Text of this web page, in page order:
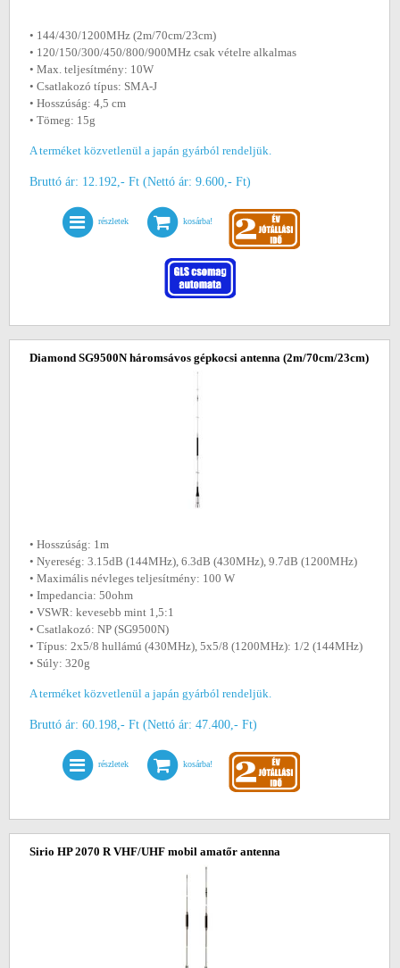
• 144/430/1200MHz (2m/70cm/23cm)
• 120/150/300/450/800/900MHz csak vételre alkalmas
• Max. teljesítmény: 10W
• Csatlakozó típus: SMA-J
• Hosszúság: 4,5 cm
• Tömeg: 15g
A terméket közvetlenül a japán gyárból rendeljük.
Bruttó ár: 12.192,- Ft (Nettó ár: 9.600,- Ft)
részletek kosárba!
Diamond SG9500N háromsávos gépkocsi antenna (2m/70cm/23cm)
• Hosszúság: 1m
• Nyereség: 3.15dB (144MHz), 6.3dB (430MHz), 9.7dB (1200MHz)
• Maximális névleges teljesítmény: 100 W
• Impedancia: 50ohm
• VSWR: kevesebb mint 1,5:1
• Csatlakozó: NP (SG9500N)
• Típus: 2x5/8 hullámú (430MHz), 5x5/8 (1200MHz): 1/2 (144MHz)
• Súly: 320g
A terméket közvetlenül a japán gyárból rendeljük.
Bruttó ár: 60.198,- Ft (Nettó ár: 47.400,- Ft)
részletek kosárba!
Sirio HP 2070 R VHF/UHF mobil amatőr antenna